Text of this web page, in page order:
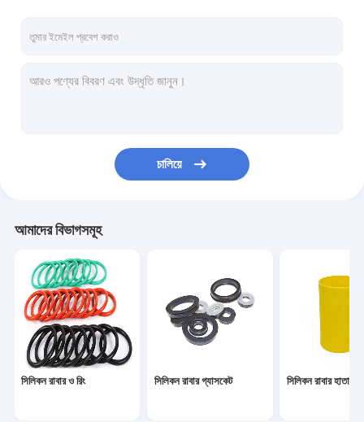
ফিটনেস বডি বিল্ডিং
মেডিকেল সিলিকন রাবার
নমনীয় সিলিকন টিউবিং
সিলিকন রাবার কর্ড
নিওপ্রিন ও রিং
চালিয়ে
আমাদের বিভাগসমূহ
সিলিকন রাবার ও রিং সিলিকন রাবার গ্যাসকেট সিলিকন রাবার হাতা